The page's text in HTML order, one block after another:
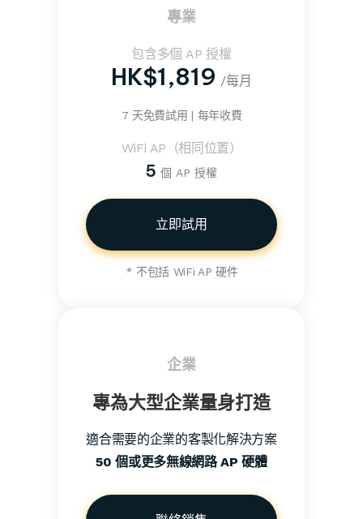
專業
包含多個 AP 授權
HK$1,819 /每月
7 天免費試用 | 每年收費
WiFi AP（相同位置）
5 個 AP 授權
立即試用
* 不包括 WiFi AP 硬件
企業
專為大型企業量身打造
適合需要的企業的客製化解決方案
50 個或更多無線網路 AP 硬體